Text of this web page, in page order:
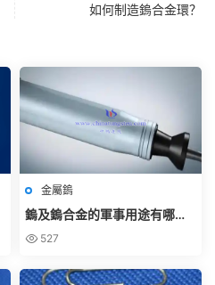
如何制造鎢合金環？
金屬鎢
鎢及鎢合金的軍事用途有哪
些？527